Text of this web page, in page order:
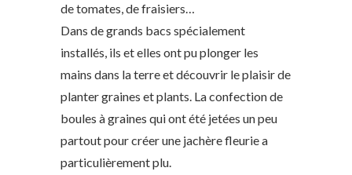
de tomates, de fraisiers…
Dans de grands bacs spécialement
installés, ils et elles ont pu plonger les
mains dans la terre et découvrir le plaisir de
planter graines et plants. La confection de
boules à graines qui ont été jetées un peu
partout pour créer une jachère fleurie a
particulièrement plu.